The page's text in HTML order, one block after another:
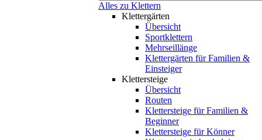
Alles zu Klettern
Klettergärten
Übersicht
Sportklettern
Mehrseillänge
Klettergärten für Familien &
Einsteiger
Klettersteige
Übersicht
Routen
Klettersteige für Familien &
Beginner
Klettersteige für Könner